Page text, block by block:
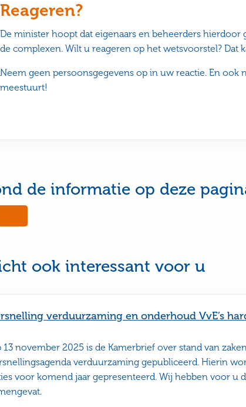
Reageren?
De minister hoopt dat eigenaars en beheerders
de complexen. Wilt u reageren op het wetsvoorstel? Dat
Neem geen persoonsgegevens op in uw reactie. En
meestuurt!
de informatie op deze
this
not
usefulook interessant voor u
verduurzaming en onderhoud VvE’s
13 november 2025 is de Kamerbrief over stand van
verduurzaming gepubliceerd. Hierin
voor komend jaar gepresenteerd. Wij hebben voor u